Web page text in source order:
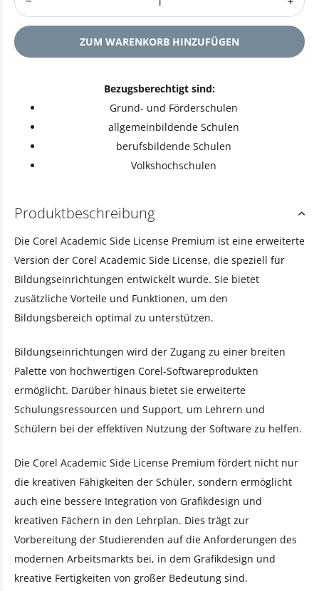
ZUM WARENKORB HINZUFÜGEN
Bezugsberechtigt sind:
Grund- und Förderschulen
allgemeinbildende Schulen
berufsbildende Schulen
Volkshochschulen
Produktbeschreibung
Die Corel Academic Side License Premium ist eine erweiterte
Version der Corel Academic Side License, die speziell für
Bildungseinrichtungen entwickelt wurde. Sie bietet
zusätzliche Vorteile und Funktionen, um den
Bildungsbereich optimal zu unterstützen.
Bildungseinrichtungen wird der Zugang zu einer breiten
Palette von hochwertigen Corel-Softwareprodukten
ermöglicht. Darüber hinaus bietet sie erweiterte
Schulungsressourcen und Support, um Lehrern und
Schülern bei der effektiven Nutzung der Software zu helfen.
Die Corel Academic Side License Premium fördert nicht nur
die kreativen Fähigkeiten der Schüler, sondern ermöglicht
auch eine bessere Integration von Grafikdesign und
kreativen Fächern in den Lehrplan. Dies trägt zur
Vorbereitung der Studierenden auf die Anforderungen des
modernen Arbeitsmarkts bei, in dem Grafikdesign und
kreative Fertigkeiten von großer Bedeutung sind.